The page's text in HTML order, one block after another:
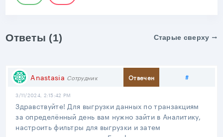
Ответы (1) Старые сверху
Anastasia Сотрудник Отвечен #
3/11/2024, 2:15:42 PM
Здравствуйте! Для выгрузки данных по транзакциям
за определённый день вам нужно зайти в Аналитику,
настроить фильтры для выгрузки и затем